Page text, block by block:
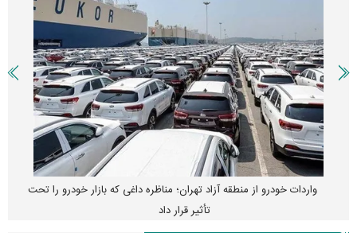
واردات خودرو از منطقه آزاد تهران؛ مناظره داغی که بازار خودرو را تحت
تأثیر قرار داد